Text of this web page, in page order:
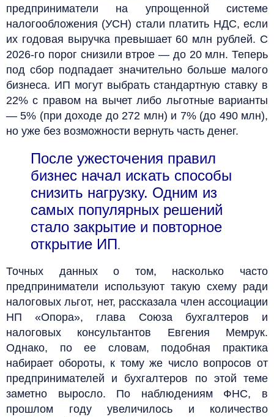
предприниматели на упрощенной системе
налогообложения (УСН) стали платить НДС, если
их годовая выручка превышает 60 млн рублей. С
2026-го порог снизили втрое — до 20 млн. Теперь
под сбор подпадает значительно больше малого
бизнеса. ИП могут выбрать стандартную ставку в
22% с правом на вычет либо льготные варианты
— 5% (при доходе до 272 млн) и 7% (до 490 млн),
но уже без возможности вернуть часть денег.
После ужесточения правил
бизнес начал искать способы
снизить нагрузку. Одним из
самых популярных решений
стало закрытие и повторное
открытие ИП.
Точных данных о том, насколько часто
предприниматели используют такую схему ради
налоговых льгот, нет, рассказала член ассоциации
НП «Опора», глава Союза бухгалтеров и
налоговых консультантов Евгения Мемрук.
Однако, по ее словам, подобная практика
набирает обороты, к тому же число вопросов от
предпринимателей и бухгалтеров по этой теме
заметно выросло. По наблюдениям ФНС, в
прошлом году увеличилось и количество